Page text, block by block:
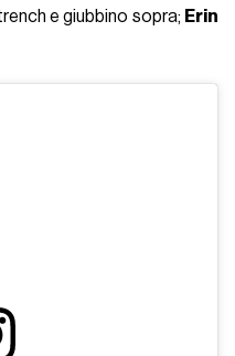
e giubbino sopra; Erin